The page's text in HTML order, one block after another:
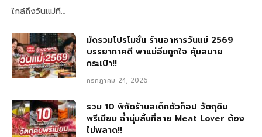
ใกล้ถึงวันแม่ที…
มัดรวมโปรโมชั่น ร้านอาหารวันแม่ 2569
บรรยากาศดี พาแม่อิ่มถูกใจ คุ้มสบาย
กระเป๋า!!
กรกฎาคม 24, 2026
รวม 10 พิกัดร้านสเต็กตัวท็อป วัตถุดิบ
พรีเมียม ฉ่ำนุ่มลิ้นที่สาย Meat Lover ต้อง
ไม่พลาด!!